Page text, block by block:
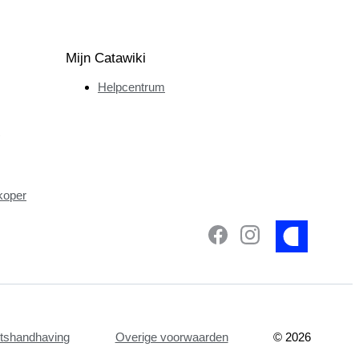
Mijn Catawiki
Helpcentrum
Overige voorwaarden © 2026